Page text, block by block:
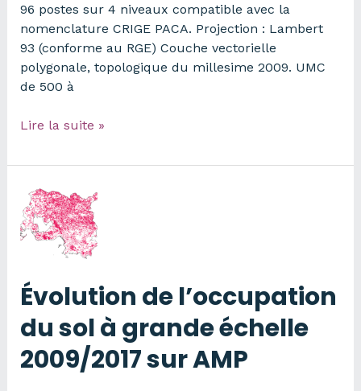
96 postes sur 4 niveaux compatible avec la
nomenclature CRIGE PACA. Projection : Lambert
93 (conforme au RGE) Couche vectorielle
polygonale, topologique du millesime 2009. UMC
de 500 à
Occupation
sol
grande
échelle
2009
AMP
Lire la suite »
Évolution de l’occupation
du sol à grande échelle
2009/2017 sur AMP